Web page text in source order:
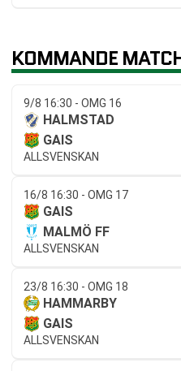
KOMMANDE
9/8 16:30 - OMG 16
HALMSTAD
GAIS
ALLSVENSKAN
16/8 16:30 - OMG 17
GAIS
MALMÖ FF
ALLSVENSKAN
23/8 16:30 - OMG 18
HAMMARBY
GAIS
ALLSVENSKAN